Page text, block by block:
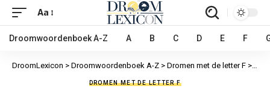
Aa
Droomwoordenboek A-Z A B C D E F
DroomLexicon > Droomwoordenboek A-Z > Dromen met de letter F >
DROMEN MET DE LETTER F